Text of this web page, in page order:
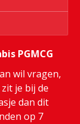
PGMCG
wil vragen,
je bij de
dan dit
op 7